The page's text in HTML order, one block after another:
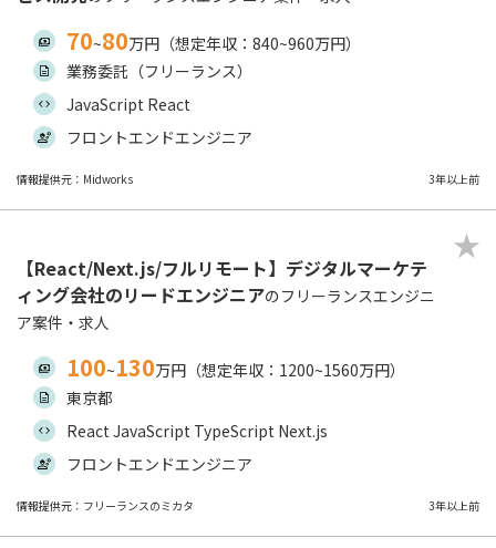
70~80万円（想定年収：840~960万円）
業務委託（フリーランス）
JavaScript React
フロントエンドエンジニア
情報提供元：Midworks 3年以上前
【React/Next.js/フルリモート】デジタルマーケテ
ィング会社のリードエンジニアのフリーランスエンジニ
ア案件・求人
100~130万円（想定年収：1200~1560万円）
東京都
React JavaScript TypeScript Next.js
フロントエンドエンジニア
情報提供元：フリーランスのミカタ 3年以上前